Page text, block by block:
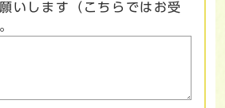
いします（こちらではお受